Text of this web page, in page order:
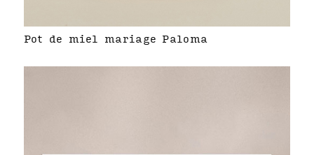
Pot de miel mariage Paloma